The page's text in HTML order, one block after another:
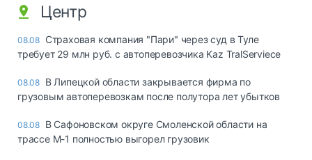
Центр
08.08 Страховая компания "Пари" через суд в Туле
требует 29 млн руб. с автоперевозчика Kaz TralServiece
08.08 В Липецкой области закрывается фирма по
грузовым автоперевозкам после полутора лет убытков
08.08 В Сафоновском округе Смоленской области на
трассе М-1 полностью выгорел грузовик